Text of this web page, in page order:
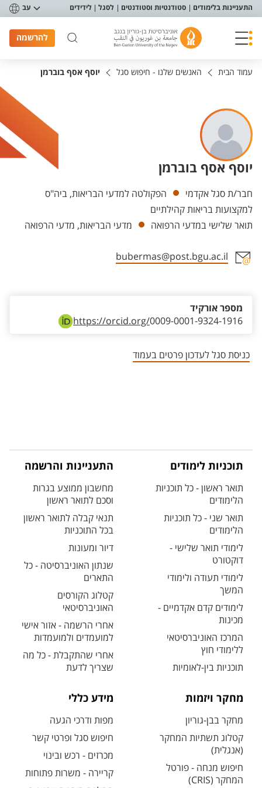
תפריט נגישות
התעניינות בלימודים סטודנטיות וסטודנטים לסגל לידידים עב
להרשמה
עמוד הבית האנשים שלנו - חיפוש סגל יוסף אסף בוברמן
יוסף אסף בוברמן
יחידות
חבר/ת סגל אקדמי
הפקולטה למדעי הבריאות, ביה"ס
למקצועות בריאות קהילתיים
תואר שלישי במדעי הרפואה
מדעי הבריאות, מדעי הרפואה
bubermas@post.bgu.ac.il
https://orcid.org/0009-0001-9324-1916
מספר אורקיד
כניסת סגל לעדכון פרטים בעמוד
תוכניות לימודים
תואר ראשון - כל תוכניות
הלימודים
תואר שני - כל תוכניות
הלימודים
לימודי תואר שלישי -
דוקטורט
לימודי תעודה ולימודי
המשך
לימודים קדם אקדמיים -
מכינות
המרכז האוניברסיטאי
ללימודי חוץ
תוכניות בין-לאומיות
התעניינות והרשמה
מחשבון ממוצע בגרות
וסכם לתואר ראשון
תנאי קבלה לתואר ראשון
בכל התוכניות
דיור ומעונות
שנתון האוניברסיטה - כל
התארים
קטלוג הקורסים
האוניברסיטאי
אחרי הרשמה - אזור אישי
למועמדים ולמועמדות
אחרי שהתקבלת - כל מה
שצריך לדעת
מחקר ויזמות
מחקר בבן-גוריון
קטלוג תשתיות המחקר
(אנגלית)
חיפוש מנחה - פורטל
המחקר (CRIS)
מידע כללי
מפות ודרכי הגעה
חיפוש סגל ופרטי קשר
מכרזים - רכש ובינוי
קריירה - משרות פתוחות